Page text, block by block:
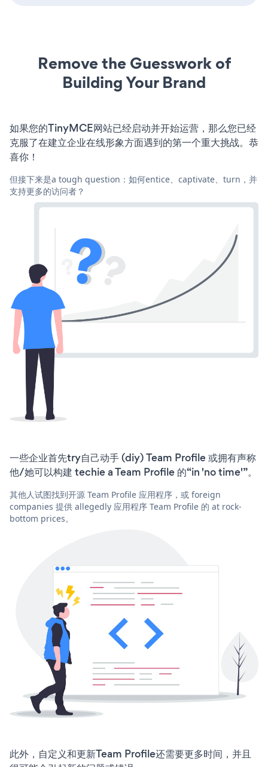
Remove the Guesswork of
Building Your Brand
如果您的TinyMCE网站已经启动并开始运营，那么您已经
克服了在建立企业在线形象方面遇到的第一个重大挑战。恭
喜你！
但接下来是a tough question：如何entice、captivate、turn，并
支持更多的访问者？
一些企业首先try自己动手 (diy) Team Profile 或拥有声称
他/她可以构建 techie a Team Profile 的“in 'no time'”。
其他人试图找到开源 Team Profile 应用程序，或 foreign
companies 提供 allegedly 应用程序 Team Profile 的 at rock-
bottom prices。
此外，自定义和更新Team Profile还需要更多时间，并且